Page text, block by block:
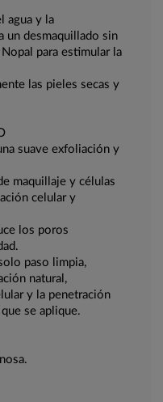
agua y la
un desmaquillado sin
para estimular la
las pieles secas y
suave exfoliación y
maquillaje y células
celular y
los poros
paso limpia,
natural,
y la penetración
se aplique.